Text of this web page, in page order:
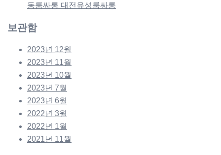
동룸싸롱 대전유성룸싸롱
보관함
2023년 12월
2023년 11월
2023년 10월
2023년 7월
2023년 6월
2022년 3월
2022년 1월
2021년 11월